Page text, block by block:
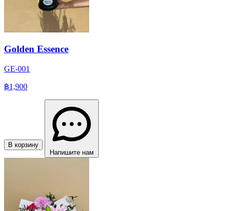
Golden Essence
GE-001
฿1,900
В корзину
Напишите нам